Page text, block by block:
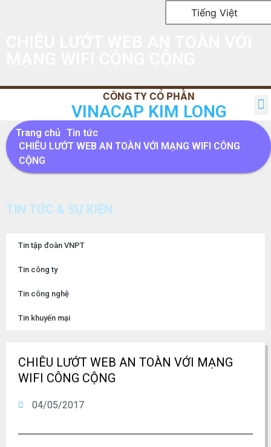
Tiếng Việt
VINACAP KIM LONG
Trang chủ Tin tức
CHIÊU LƯỚT WEB AN TOÀN VỚI MẠNG WIFI CÔNG
CỘNG
TIN TỨC & SỰ KIỆN
Tin tập đoàn VNPT
Tin công ty
Tin công nghệ
Tin khuyến mại
CHIÊU LƯỚT WEB AN TOÀN VỚI MẠNG
WIFI CÔNG CỘNG
04/05/2017